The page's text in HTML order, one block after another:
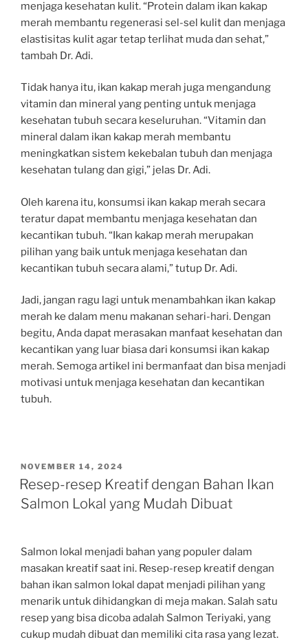
menjaga kesehatan kulit. “Protein dalam ikan kakap
merah membantu regenerasi sel-sel kulit dan menjaga
elastisitas kulit agar tetap terlihat muda dan sehat,”
tambah Dr. Adi.
Tidak hanya itu, ikan kakap merah juga mengandung
vitamin dan mineral yang penting untuk menjaga
kesehatan tubuh secara keseluruhan. “Vitamin dan
mineral dalam ikan kakap merah membantu
meningkatkan sistem kekebalan tubuh dan menjaga
kesehatan tulang dan gigi,” jelas Dr. Adi.
Oleh karena itu, konsumsi ikan kakap merah secara
teratur dapat membantu menjaga kesehatan dan
kecantikan tubuh. “Ikan kakap merah merupakan
pilihan yang baik untuk menjaga kesehatan dan
kecantikan tubuh secara alami,” tutup Dr. Adi.
Jadi, jangan ragu lagi untuk menambahkan ikan kakap
merah ke dalam menu makanan sehari-hari. Dengan
begitu, Anda dapat merasakan manfaat kesehatan dan
kecantikan yang luar biasa dari konsumsi ikan kakap
merah. Semoga artikel ini bermanfaat dan bisa menjadi
motivasi untuk menjaga kesehatan dan kecantikan
tubuh.
POSTED
ON
NOVEMBER 14, 2024
Resep-resep Kreatif dengan Bahan Ikan
Salmon Lokal yang Mudah Dibuat
Salmon lokal menjadi bahan yang populer dalam
masakan kreatif saat ini. Resep-resep kreatif dengan
bahan ikan salmon lokal dapat menjadi pilihan yang
menarik untuk dihidangkan di meja makan. Salah satu
resep yang bisa dicoba adalah Salmon Teriyaki, yang
cukup mudah dibuat dan memiliki cita rasa yang lezat.